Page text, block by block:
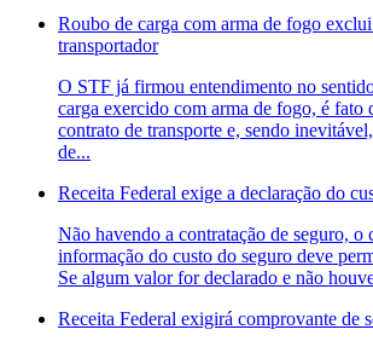
Roubo de carga com arma de fogo
transportador
O STF já firmou entendimento no
carga exercido com arma de fogo, é fato
contrato de transporte e, sendo
de...
Receita Federal exige a declaração do
Não havendo a contratação de seguro, o
informação do custo do seguro deve
Se algum valor for declarado e não
Receita Federal exigirá comprovante de